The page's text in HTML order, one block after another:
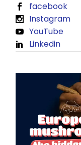
facebook
Instagram
YouTube
Linkedin